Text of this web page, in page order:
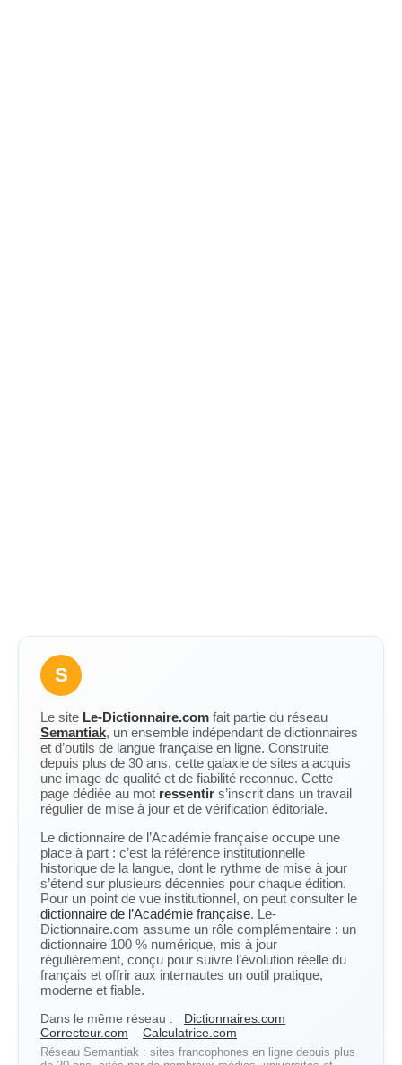
S
Le site Le-Dictionnaire.com fait partie du réseau
Semantiak, un ensemble indépendant de dictionnaires
et d’outils de langue française en ligne. Construite
depuis plus de 30 ans, cette galaxie de sites a acquis
une image de qualité et de fiabilité reconnue. Cette
page dédiée au mot ressentir s’inscrit dans un travail
régulier de mise à jour et de vérification éditoriale.
Le dictionnaire de l’Académie française occupe une
place à part : c’est la référence institutionnelle
historique de la langue, dont le rythme de mise à jour
s’étend sur plusieurs décennies pour chaque édition.
Pour un point de vue institutionnel, on peut consulter le
dictionnaire de l’Académie française. Le-
Dictionnaire.com assume un rôle complémentaire : un
dictionnaire 100 % numérique, mis à jour
régulièrement, conçu pour suivre l’évolution réelle du
français et offrir aux internautes un outil pratique,
moderne et fiable.
Dans le même réseau :
Dictionnaires.com
Correcteur.com
Calculatrice.com
Réseau Semantiak : sites francophones en ligne depuis plus